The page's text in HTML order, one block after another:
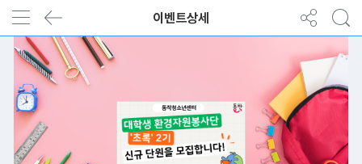
이벤트상세